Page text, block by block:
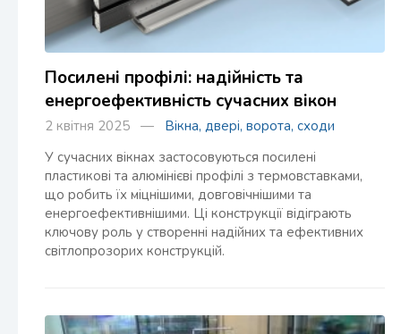
Посилені профілі: надійність та
енергоефективність сучасних вікон
2 квітня 2025 — Вікна, двері, ворота, сходи
У сучасних вікнах застосовуються посилені
пластикові та алюмінієві профілі з термовставками,
що робить їх міцнішими, довговічнішими та
енергоефективнішими. Ці конструкції відіграють
ключову роль у створенні надійних та ефективних
світлопрозорих конструкцій.